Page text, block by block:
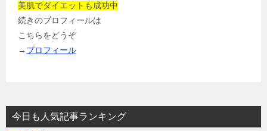
美肌でダイエットも成功中
続きのプロフィールは
こちらをどうぞ
→ プロフィール
今日も人気記事ランキング